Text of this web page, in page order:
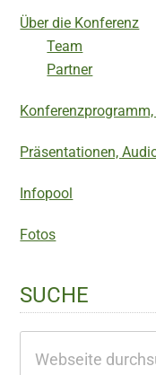
Über die Konferenz
Team
Partner
Konferenzprogramm,
Präsentationen,
Infopool
Fotos
SUCHE
durchsuchen